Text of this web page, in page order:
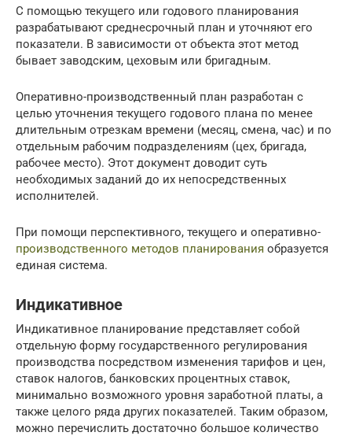
С помощью текущего или годового планирования
разрабатывают среднесрочный план и уточняют его
показатели. В зависимости от объекта этот метод
бывает заводским, цеховым или бригадным.
Оперативно-производственный план разработан с
целью уточнения текущего годового плана по менее
длительным отрезкам времени (месяц, смена, час) и по
отдельным рабочим подразделениям (цех, бригада,
рабочее место). Этот документ доводит суть
необходимых заданий до их непосредственных
исполнителей.
При помощи перспективного, текущего и оперативно-
производственного методов планирования образуется
единая система.
Индикативное
Индикативное планирование представляет собой
отдельную форму государственного регулирования
производства посредством изменения тарифов и цен,
ставок налогов, банковских процентных ставок,
минимально возможного уровня заработной платы, а
также целого ряда других показателей. Таким образом,
можно перечислить достаточно большое количество